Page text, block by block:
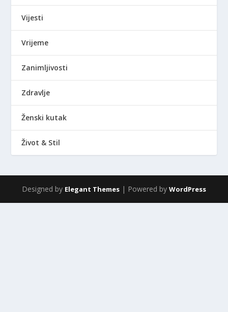
Vijesti
Vrijeme
Zanimljivosti
Zdravlje
Ženski kutak
Život & Stil
Designed by Elegant Themes | Powered by WordPress